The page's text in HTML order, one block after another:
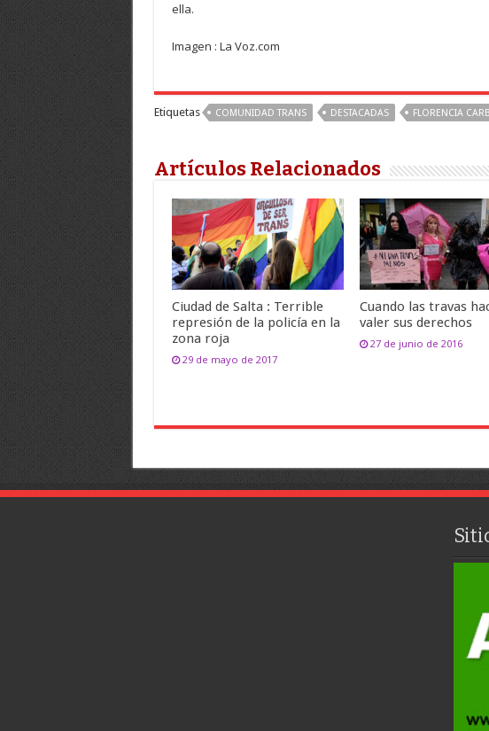
ella.
Imagen : La Voz.com
Etiquetas COMUNIDAD TRANS DESTACADAS FLORENCIA
Artículos Relacionados
Ciudad de Salta : Terrible
represión de la policía en la
zona roja
29 de mayo de 2017
Cuando las travas
valer sus derechos
27 de junio de 2016